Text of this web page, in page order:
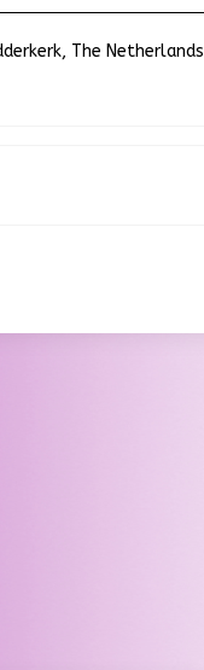
The Netherlands